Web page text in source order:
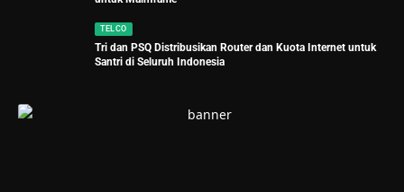
TELCO
Tri dan PSQ Distribusikan Router dan Kuota Internet untuk
Santri di Seluruh Indonesia